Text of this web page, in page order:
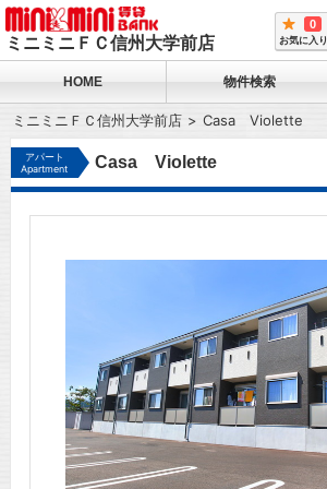
ミニミニＦＣ信州大学前店
0
お気に入り
HOME 物件検索
ミニミニＦＣ信州大学前店 Casa Violette
アパート
Apartment
Casa Violette